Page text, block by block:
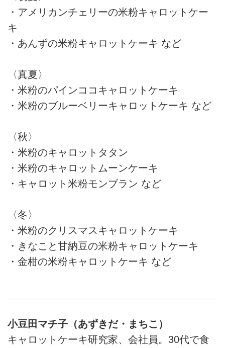
・アメリカンチェリーの米粉キャロットケー
キ
・あんずの米粉キャロットケーキ など
〈真夏〉
・米粉のパインココキャロットケーキ
・米粉のブルーベリーキャロットケーキ など
〈秋〉
・米粉のキャロットタタン
・米粉のキャロットムーンケーキ
・キャロット米粉モンブラン など
〈冬〉
・米粉のクリスマスキャロットケーキ
・きなこと甘納豆の米粉キャロットケーキ
・金柑の米粉キャロットケーキ など
小豆田マチ子（あずきだ・まちこ）
キャロットケーキ研究家、会社員。30代で食